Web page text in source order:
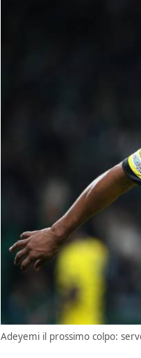
Adeyemi il prossimo colpo: